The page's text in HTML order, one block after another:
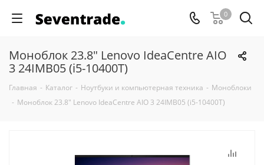
0
Моноблок 23.8" Lenovo IdeaCentre AIO
3 24IMB05 (i5-10400T)
Главная - Каталог - Ноутбуки и компьютерная техника - Моноблоки
- Моноблок 23.8" Lenovo IdeaCentre AIO 3 24IMB05 (i5-10400T)